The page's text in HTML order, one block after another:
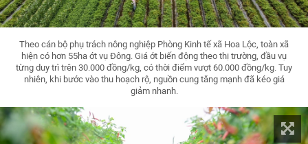
Theo cán bộ phụ trách nông nghiệp Phòng Kinh tế xã Hoa Lộc, toàn xã
hiện có hơn 55ha ớt vụ Đông. Giá ớt biến động theo thị trường, đầu vụ
từng duy trì trên 30.000 đồng/kg, có thời điểm vượt 60.000 đồng/kg. Tuy
nhiên, khi bước vào thu hoạch rộ, nguồn cung tăng mạnh đã kéo giá
giảm nhanh.